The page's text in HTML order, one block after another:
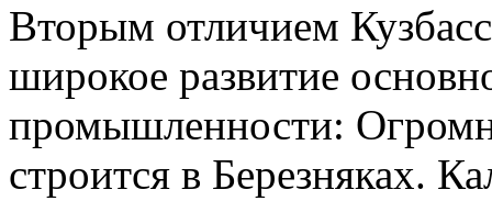
Вторым отличием
широкое развитие
промышленности:
строится в Березняках.